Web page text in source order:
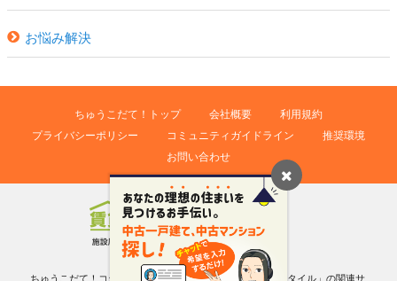
お悩み解決
ちゅうこだて！トップ 会社概要
利用規約
プライバシーポリシー
コミュニティガイドライン
推奨環境
お問い合わせ
ちゅうこだて！コラムは（株）KG情報が運営する「賃貸スタイル」の関連サ